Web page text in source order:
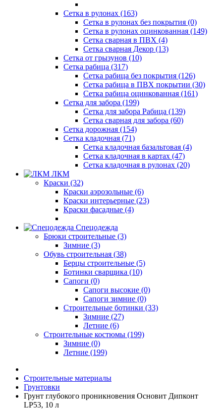
Сетка в рулонах (163)
Сетка в рулонах без покрытия (0)
Сетка в рулонах оцинкованная (149)
Сетка сварная в ПВХ (4)
Сетка сварная Декор (13)
Сетка от грызунов (10)
Сетка рабица (317)
Сетка рабица без покрытия (126)
Сетка рабица в ПВХ покрытии (30)
Сетка рабица оцинкованная (161)
Сетка для забора (199)
Сетка для забора Рабица (139)
Сетка сварная для забора (60)
Сетка дорожная (154)
Сетка кладочная (71)
Сетка кладочная базальтовая (4)
Сетка кладочная в картах (47)
Сетка кладочная в рулонах (20)
ЛКМ
Краски (32)
Краски аэрозольные (6)
Краски интерьерные (23)
Краски фасадные (4)
Спецодежда
Брюки строительные (3)
Зимние (3)
Обувь строительная (38)
Берцы строительные (5)
Ботинки сварщика (10)
Сапоги (0)
Сапоги высокие (0)
Сапоги зимние (0)
Строительные ботинки (33)
Зимние (27)
Летние (6)
Строительные костюмы (199)
Зимние (0)
Летние (199)
Строительные материалы
Грунтовки
Грунт глубокого проникновения Основит Дипконт
LP53, 10 л